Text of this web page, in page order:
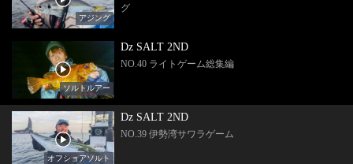
アジング
グ
ソルトルアー
Dz SALT 2ND
NO.40 ライトゲーム総集編
オフショアソルト
Dz SALT 2ND
NO.39 伊勢湾サワラゲーム